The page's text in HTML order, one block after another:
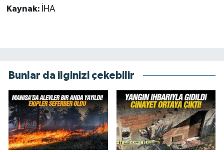
Kaynak: İHA
Bunlar da ilginizi çekebilir